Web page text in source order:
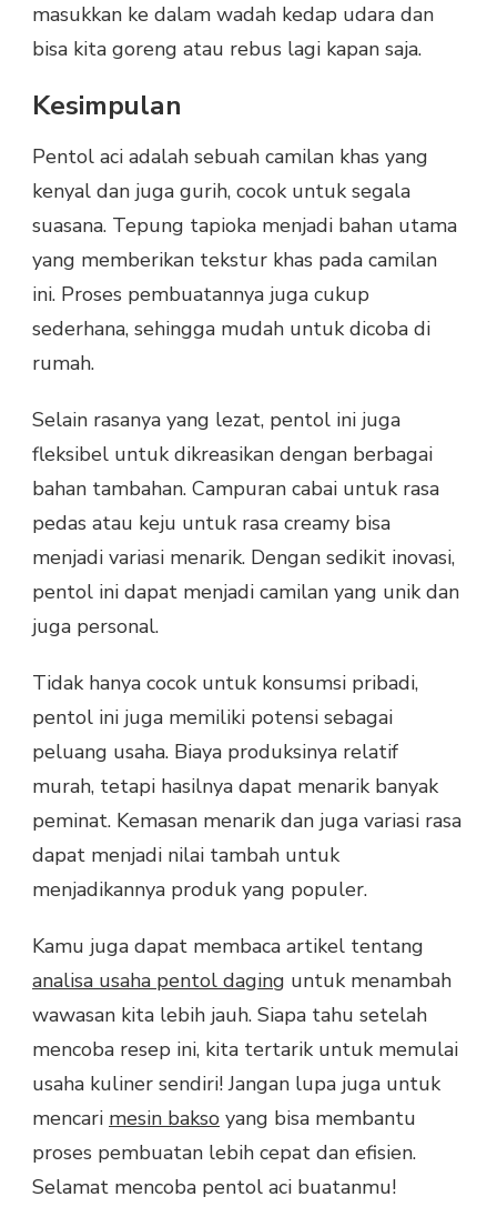
masukkan ke dalam wadah kedap udara dan
bisa kita goreng atau rebus lagi kapan saja.
Kesimpulan
Pentol aci adalah sebuah camilan khas yang
kenyal dan juga gurih, cocok untuk segala
suasana. Tepung tapioka menjadi bahan utama
yang memberikan tekstur khas pada camilan
ini. Proses pembuatannya juga cukup
sederhana, sehingga mudah untuk dicoba di
rumah.
Selain rasanya yang lezat, pentol ini juga
fleksibel untuk dikreasikan dengan berbagai
bahan tambahan. Campuran cabai untuk rasa
pedas atau keju untuk rasa creamy bisa
menjadi variasi menarik. Dengan sedikit inovasi,
pentol ini dapat menjadi camilan yang unik dan
juga personal.
Tidak hanya cocok untuk konsumsi pribadi,
pentol ini juga memiliki potensi sebagai
peluang usaha. Biaya produksinya relatif
murah, tetapi hasilnya dapat menarik banyak
peminat. Kemasan menarik dan juga variasi rasa
dapat menjadi nilai tambah untuk
menjadikannya produk yang populer.
Kamu juga dapat membaca artikel tentang
analisa usaha pentol daging untuk menambah
wawasan kita lebih jauh. Siapa tahu setelah
mencoba resep ini, kita tertarik untuk memulai
usaha kuliner sendiri! Jangan lupa juga untuk
mencari mesin bakso yang bisa membantu
proses pembuatan lebih cepat dan efisien.
Selamat mencoba pentol aci buatanmu!